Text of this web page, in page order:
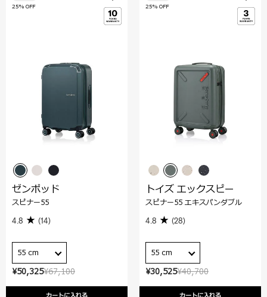
¥67,100
¥50,325
25% OFF
ゼンポッド
スピナー55
4.8 (14)
55 cm
¥40,700
¥30,525
25% OFF
トイズ エックスピー
スピナー55 エキスパンダブル
4.8 (28)
55 cm